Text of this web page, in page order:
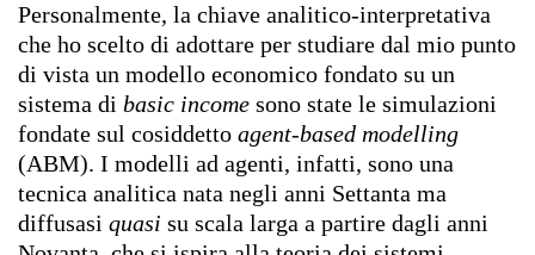
Personalmente, la chiave analitico-interpretativa
che ho scelto di adottare per studiare dal mio punto
di vista un modello economico fondato su un
sistema di basic income sono state le simulazioni
fondate sul cosiddetto agent-based modelling
(ABM). I modelli ad agenti, infatti, sono una
tecnica analitica nata negli anni Settanta ma
diffusasi quasi su scala larga a partire dagli anni